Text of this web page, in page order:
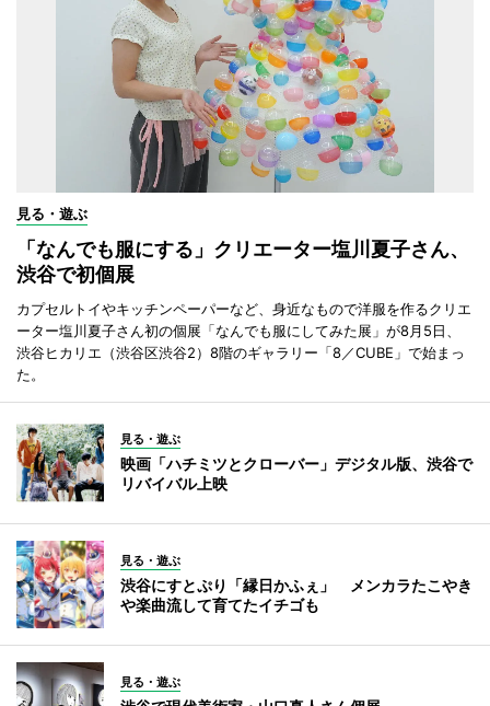
見る・遊ぶ
「なんでも服にする」クリエーター塩川夏子さん、
渋谷で初個展
カプセルトイやキッチンペーパーなど、身近なもので洋服を作るクリエ
ーター塩川夏子さん初の個展「なんでも服にしてみた展」が8月5日、
渋谷ヒカリエ（渋谷区渋谷2）8階のギャラリー「8／CUBE」で始まっ
た。
見る・遊ぶ
映画「ハチミツとクローバー」デジタル版、渋谷で
リバイバル上映
見る・遊ぶ
渋谷にすとぷり「縁日かふぇ」 メンカラたこやき
や楽曲流して育てたイチゴも
見る・遊ぶ